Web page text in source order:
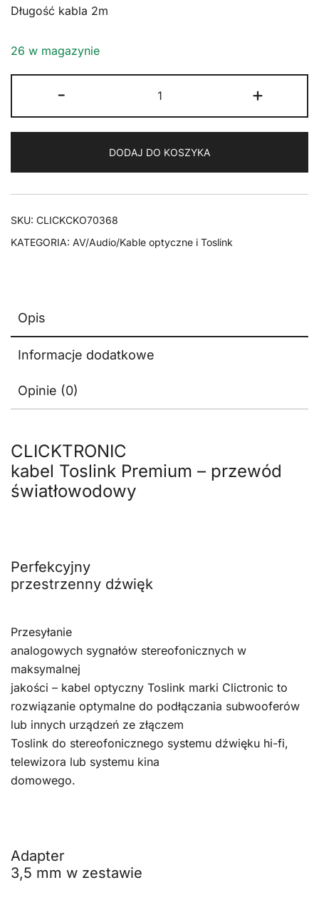
Długość kabla 2m
26 w magazynie
-
CLICKTRONIC
Kabel
Toslink
+
ad.
+
DODAJ DO KOSZYKA
SKU: CLICKCKO70368
KATEGORIA: AV/Audio/Kable optyczne i Toslink
Opis
Informacje dodatkowe
Opinie (0)
CLICKTRONIC
kabel Toslink Premium – przewód
światłowodowy
Perfekcyjny
przestrzenny dźwięk
Przesyłanie
analogowych sygnałów stereofonicznych w
maksymalnej
jakości – kabel optyczny Toslink marki Clictronic to
rozwiązanie optymalne do podłączania subwooferów
lub innych urządzeń ze złączem
Toslink do stereofonicznego systemu dźwięku hi-fi,
telewizora lub systemu kina
domowego.
Adapter
3,5 mm w zestawie